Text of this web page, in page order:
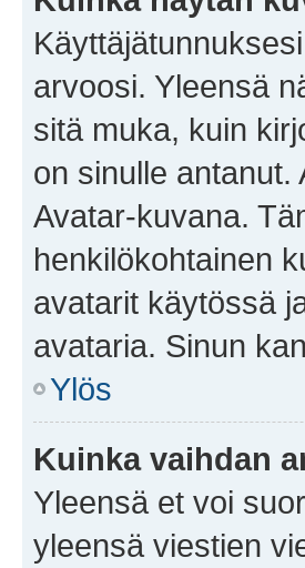
arvoosi. Yleensä
sitä muka, kuin
on sinulle antanut.
Avatar-kuvana.
henkilökohtainen
avatarit käytössä
avataria. Sinun
Ylös
Kuinka vaihdan
Yleensä et voi
yleensä viestien